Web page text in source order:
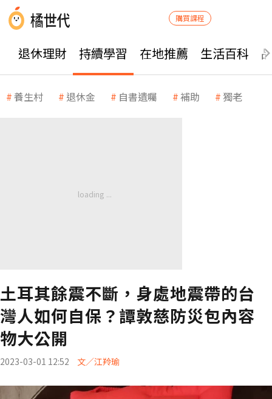
購買課程
退休理財 持續學習 在地推薦 生活百科
養生村 退休金 自書遺囑 補助 獨老
土耳其餘震不斷，身處地震帶的台
灣人如何自保？譚敦慈防災包內容
物大公開
2023-03-01 12:52 文／江羚瑜